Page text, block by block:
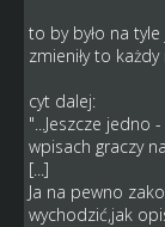
to by było na
zmieniły to
cyt dalej:
"...Jeszcze jedno
wpisach graczy
[...]
Ja na pewno
wychodzić,jak